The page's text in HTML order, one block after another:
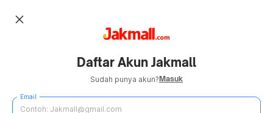
close
Daftar Akun Jakmall
Sudah punya akun?Masuk
Email